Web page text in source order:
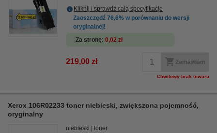
Kliknij i sprawdź całą specyfikacje
Zaoszczędź 76,6% w porównaniu do wersji
oryginalnej!
Za stronę 0,02 zł
219,00 zł Zamawiam
Chwilowy brak towaru
Xerox 106R02233 toner niebieski, zwiększona pojemność,
oryginalny
niebieski toner